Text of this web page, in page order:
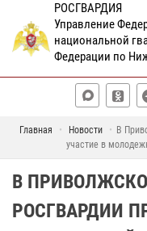
РОСГВАРДИЯ
Управление
национальной
Федерации по
Главная Новости
В
участие в
В
РОСГВАРДИИ